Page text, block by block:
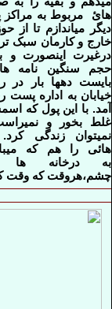
هائ
مربوط به
دیگر میاندازم تا از
خارج و کارمان سبک
درغیرت اینصورت و
حجم سنگین نامه
بایست دهها
بار در
خیابان به اداره پست
آمد. با این پول که
غلط
بخور و
نمیتوان زندگی کرد.
هائی را هم که
به
درخانه ها
چشم،هروقت که وقت